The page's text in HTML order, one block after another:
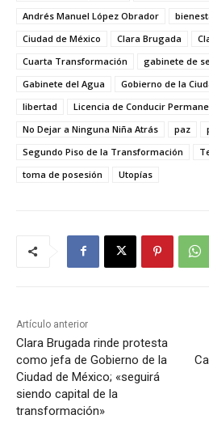
Andrés Manuel López Obrador
Ciudad de México
Clara Brugada
Cuarta Transformación
gabinete de
Gabinete del Agua
Gobierno de la
libertad
Licencia de Conducir
No Dejar a Ninguna Niña Atrás
paz
Segundo Piso de la Transformación
toma de posesión
Utopías
Artículo anterior
Clara Brugada rinde protesta
como jefa de Gobierno de la
Ciudad de México; «seguirá
siendo capital de la
transformación»